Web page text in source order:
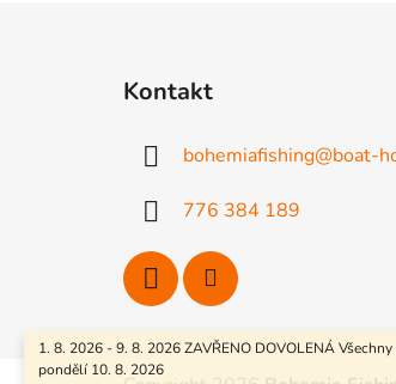
1. 8. 2026 - 9. 8. 2026 ZAVŘENO DOVOLENÁ
pondělí 10. 8. 2026
Kontakt
bohemiafishing@boat-
776 384 189